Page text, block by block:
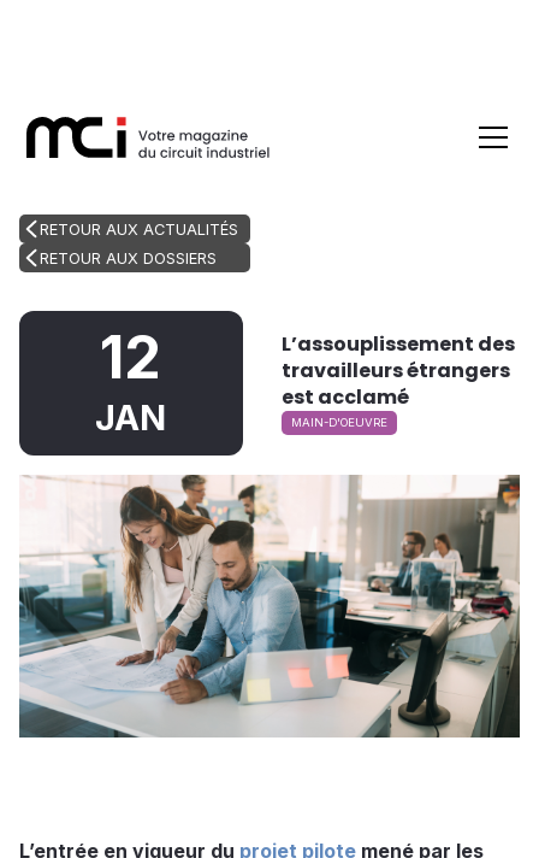
RETOUR AUX ACTUALITÉS
RETOUR AUX DOSSIERS
12
JAN
L’assouplissement des
travailleurs étrangers
est acclamé
MAIN-D'OEUVRE
L’entrée en vigueur du projet pilote mené par les